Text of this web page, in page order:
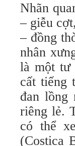
Nhãn
– giễu
– đồng
nhân
là một tư
cất tiếng
đan lồng
riêng lẻ.
có thể
(Costica